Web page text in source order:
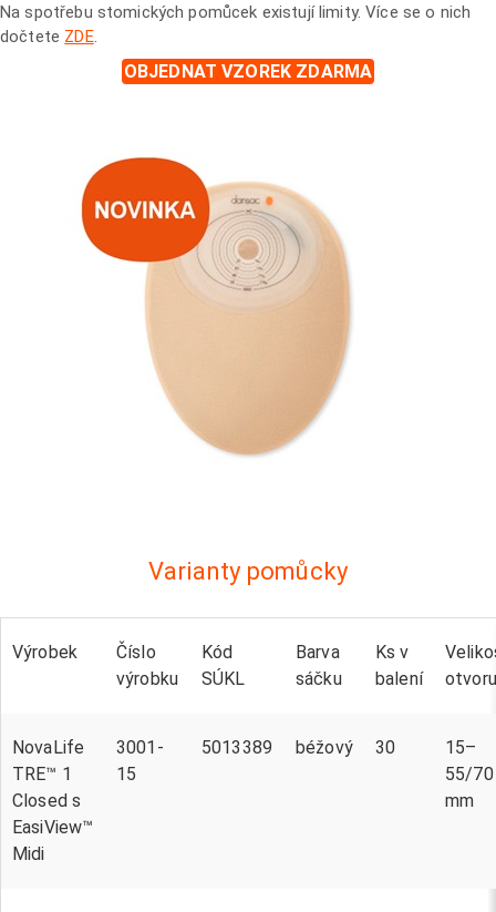
Na spotřebu stomických pomůcek existují limity. Více se o nich
dočtete ZDE.
OBJEDNAT VZOREK ZDARMA
Varianty pomůcky
Výrobek
Číslo
výrobku
Kód
SÚKL
Barva
sáčku
Ks v
balení
otvoru
NovaLife
TRE™ 1
Closed s
EasiView™
Midi
3001-
15
5013389 béžový 30
15–
55/70
mm